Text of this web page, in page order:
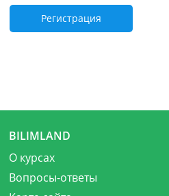
Регистрация
BILIMLAND
О курсах
Вопросы-ответы